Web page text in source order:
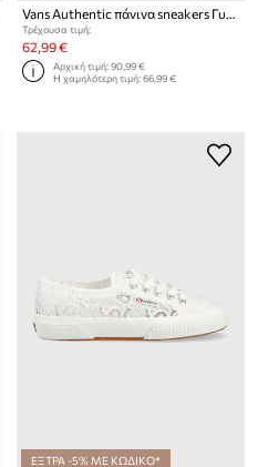
Τρέχουσα τιμή:
62,99 €
Αρχική τιμή:90,99 €
Η χαμηλότερη τιμή:66,99 €
ΕΞΤΡΑ -5% ΜΕ ΚΩΔΙΚΟ*